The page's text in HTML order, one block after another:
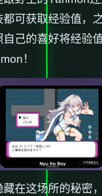
都可获取经验值，
自己的喜好将经验
！
藏在这场所的秘密